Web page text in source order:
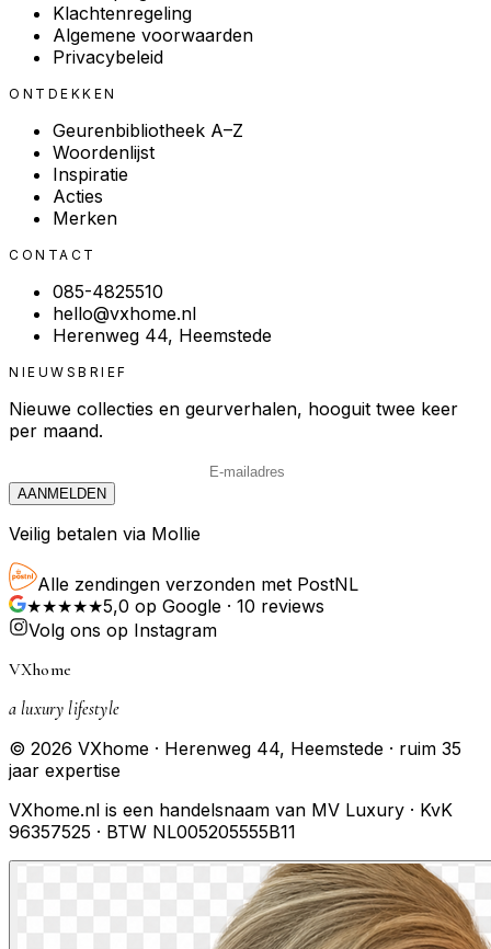
Klachtenregeling
Algemene voorwaarden
Privacybeleid
ONTDEKKEN
Geurenbibliotheek A–Z
Woordenlijst
Inspiratie
Acties
Merken
CONTACT
085-4825510
hello@vxhome.nl
Herenweg 44, Heemstede
NIEUWSBRIEF
Nieuwe collecties en geurverhalen, hooguit twee keer
per maand.
AANMELDEN
Veilig betalen via Mollie
Alle zendingen verzonden met PostNL
★★★★★5,0 op Google · 10 reviews
Volg ons op Instagram
VXhome
a luxury lifestyle
© 2026 VXhome · Herenweg 44, Heemstede · ruim 35
jaar expertise
VXhome.nl is een handelsnaam van MV Luxury · KvK
96357525 · BTW NL005205555B11